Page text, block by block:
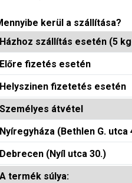
kerül a szállítása?
Házhoz szállítás esetén (5
Előre fizetés esetén
Helyszinen fizetetés esetén
Személyes átvétel
Nyíregyháza (Bethlen G. utca
Debrecen (Nyíl utca 30.)
A termék súlya: